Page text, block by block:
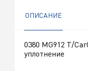
ОПИСАНИЕ
0380 MG912 T/
уплотнение